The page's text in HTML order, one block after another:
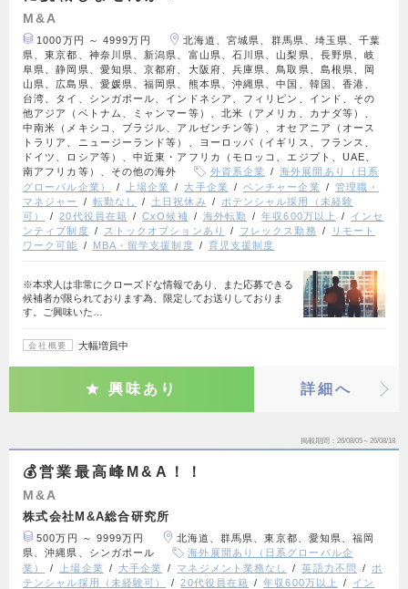
M&A
1000万円 ～ 4999万円
北海道、宮城県、群馬県、埼玉県、千葉
県、東京都、神奈川県、新潟県、富山県、石川県、山梨県、長野県、岐
阜県、静岡県、愛知県、京都府、大阪府、兵庫県、鳥取県、島根県、岡
山県、広島県、愛媛県、福岡県、熊本県、沖縄県、中国、韓国、香港、
台湾、タイ、シンガポール、インドネシア、フィリピン、インド、その
他アジア（ベトナム、ミャンマー等）、北米（アメリカ、カナダ等）、
中南米（メキシコ、ブラジル、アルゼンチン等）、オセアニア（オース
トラリア、ニュージーランド等）、ヨーロッパ（イギリス、フランス、
ドイツ、ロシア等）、中近東・アフリカ（モロッコ、エジプト、UAE、
南アフリカ等）、その他の海外
外資系企業
海外展開あり（日系
グローバル企業）
上場企業 大手企業 ベンチャー企業
管理職・
マネジャー
転勤なし 土日祝休み
ポテンシャル採用（未経験
可）
20代役員在籍 CxO候補 海外転勤 年収600万以上
インセ
ンティブ制度
ストックオプションあり フレックス勤務
リモート
ワーク可能
MBA・留学支援制度 育児支援制度
※本求人は非常にクローズドな情報であり、また応募できる
候補者が限られております為、限定してお送りしておりま
す。ご興味いた…
会社概要 大幅増員中
興味あり 詳細へ
掲載期間 26/08/05～26/08/18
💰営業最高峰M&A！！
M&A
株式会社M&A総合研究所
500万円 ～ 9999万円
北海道、群馬県、東京都、愛知県、福岡
県、沖縄県、シンガポール
海外展開あり（日系グローバル企
業）
上場企業 大手企業 マネジメント業務なし 英語力不問
ポ
テンシャル採用（未経験可）
20代役員在籍 年収600万以上
イン